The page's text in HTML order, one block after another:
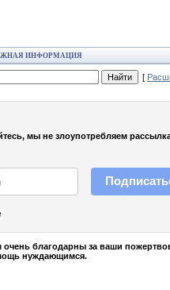
ИНФОРМАЦИЯ
[
мы не злоупотребляем
благодарны за ваши
нуждающимся.